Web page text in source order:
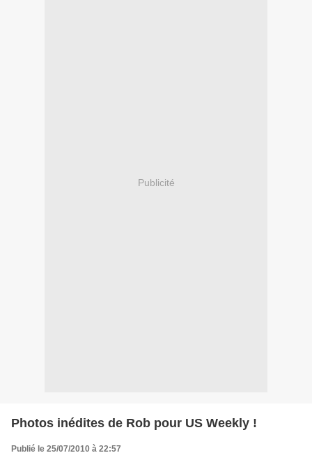
Publicité
Photos inédites de Rob pour US Weekly !
Publié le 25/07/2010 à 22:57